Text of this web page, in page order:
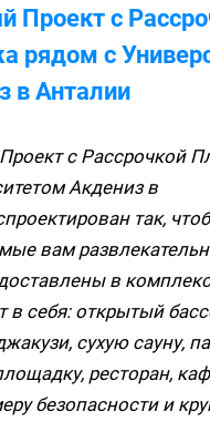
Проект с
рядом с
в Анталии
с Рассрочкой
Акдениз в
так,
вам
в
в себя: открытый
сухую сауну,
ресторан,
безопасности и